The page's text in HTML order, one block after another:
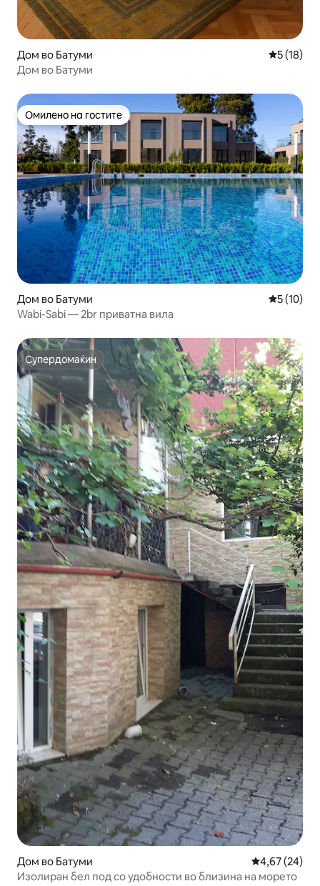
Дом во Батуми Просечна
5 (18)
Дом во Батуми
Омилено на гостите
Омилено на гостите
Дом во Батуми Просечна
5 (10)
Wabi-Sabi — 2br приватна вила
Супердомаќин
Супердомаќин
Дом во Батуми Просечна
4,67 (24)
Изолиран бел под со удобности во близина на морето